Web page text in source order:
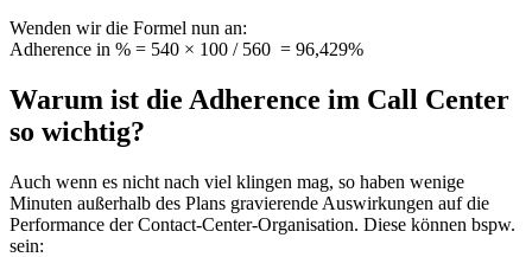
Wenden wir die Formel nun an:
Adherence in % = 540 × 100 / 560 = 96,429%
Warum ist die Adherence im Call Center
so wichtig?
Auch wenn es nicht nach viel klingen mag, so haben wenige
Minuten außerhalb des Plans gravierende Auswirkungen auf die
Performance der Contact-Center-Organisation. Diese können bspw.
sein: